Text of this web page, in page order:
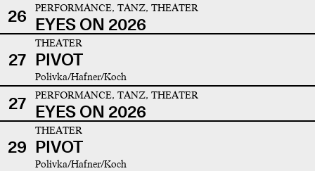
26
PERFORMANCE, TANZ, THEATER
EYES ON 2026
27
THEATER
PIVOT
Polivka/Hafner/Koch
27 PERFORMANCE, TANZ, THEATER
EYES ON 2026
29
THEATER
PIVOT
Polivka/Hafner/Koch